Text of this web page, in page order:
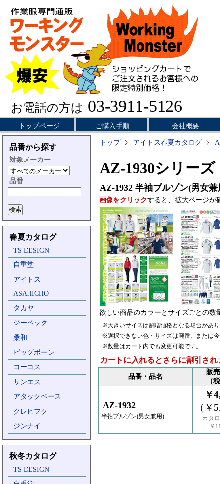
お電話の方は 03-3911-5126
トップページ ご購入手順 会社概要
品番から探す
対象メーカー
品番
春夏カタログ
TS DESIGN
自重堂
アイトス
ASAHICHO
タカヤ
ジーベック
桑和
ビッグボーン
コーコス
サンエス
アタックベース
クレヒフク
ジンナイ
秋冬カタログ
TS DESIGN
トップ アイトス春夏カタログ
AZ-1930シリーズ
AZ-1932 半袖ブルゾン(男女兼
画像をクリックすると、拡大ページが
欲しい商品のカラーとサイズごとの数
※大きいサイズは割増価格となる場合があ
※選択できない色・サイズは廃番、または
※数量はカート内でも変更可能です。
カートに入れるとさらに割引され
品番・品名
販
（
AZ-1932
半袖ブルゾン(男女兼用)
￥
（￥
カタ
￥